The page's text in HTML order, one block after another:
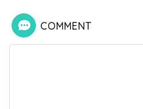
COMMENT